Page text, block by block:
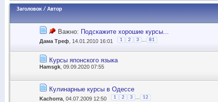
Заголовок / Автор
Важно: Подскажите хорошие курсы...
Дама Треф , 14.01.2010 16:01 1 2 3 81
Курсы японского языка
Hamsgk, 09.09.2020 07:55
Кулинарные курсы в Одессе
Kachorra , 04.07.2009 12:50 1 2 3 12